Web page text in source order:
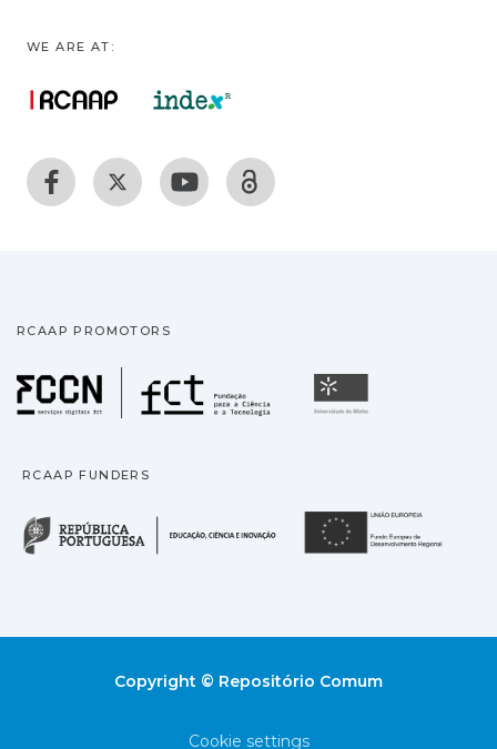
WE ARE AT:
RCAAP PROMOTORS
Fundação para a
RCAAP FUNDERS
República Portuguesa
Copyright © Repositório Comum
Cookie settings